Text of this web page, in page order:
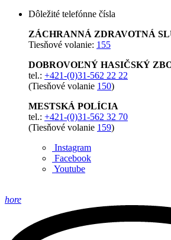
Dôležité telefónne čísla
ZÁCHRANNÁ ZDRAVOTNÁ
Tiesňové volanie: 155
DOBROVOĽNÝ HASIČSKÝ
tel.: +421-(0)31-562 22 22
(Tiesňové volanie 150)
MESTSKÁ POLÍCIA
tel.: +421-(0)31-562 32 70
(Tiesňové volanie 159)
Instagram
Facebook
Youtube
hore